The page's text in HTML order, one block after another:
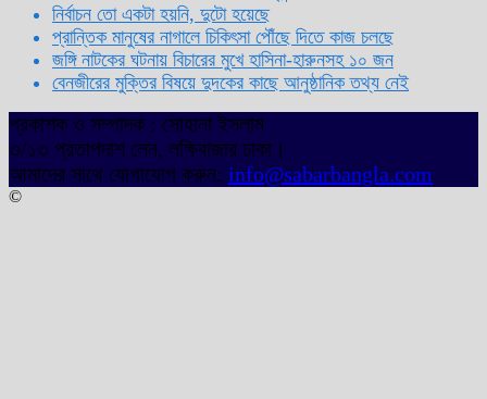
নির্বাচন তো একটা হয়নি, দুটো হয়েছে
প্রান্তিক মানুষের নাগালে চিকিৎসা পৌঁছে দিতে কাজ চলছে
জঙ্গি নাটকের ঘটনায় বিচারের মুখে হাসিনা-হারুনসহ ১০ জন
বেনজীরের মুক্তির বিষয়ে দুদকের কাছে আনুষ্ঠানিক তথ্য নেই
প্রকাশক ও সম্পাদক : সোহানা ইসলাম
৩/১৩ প্রতাপদাশ লেন, লক্ষিবাজার ঢাকা।
আমাদের সাথে যোগাযোগ করুন: info@sabarbangla.com
©